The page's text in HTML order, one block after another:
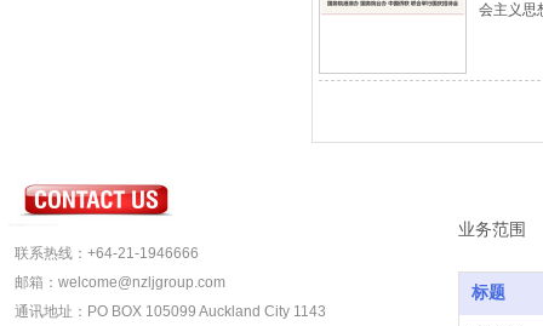
会主义思
标题
联系热线：+64-21-1946666
邮箱：welcome@nzljgroup.com
通讯地址：PO BOX 105099 Auckland City 1143
业务范围